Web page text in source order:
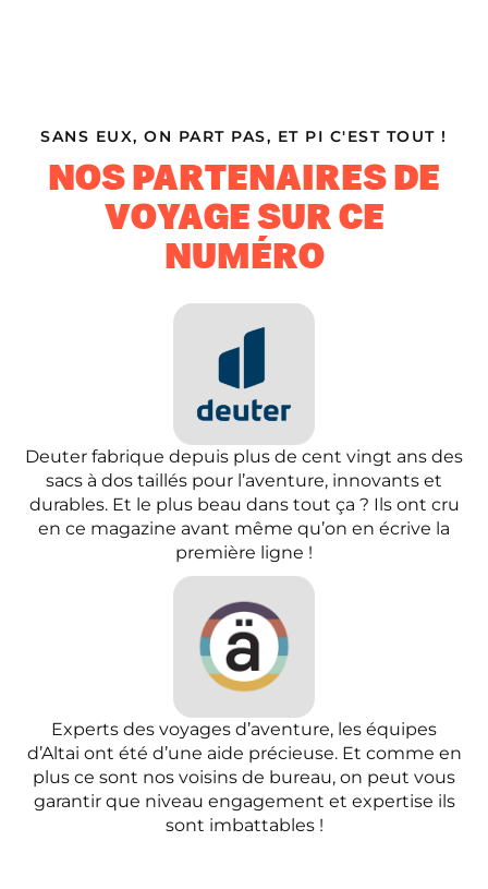
SANS EUX, ON PART PAS, ET PI C'EST TOUT !
NOS PARTENAIRES DE
VOYAGE SUR CE
NUMÉRO
Deuter fabrique depuis plus de cent vingt ans des
sacs à dos taillés pour l’aventure, innovants et
durables. Et le plus beau dans tout ça ? Ils ont cru
en ce magazine avant même qu’on en écrive la
première ligne !
Experts des voyages d’aventure, les équipes
d’Altai ont été d’une aide précieuse. Et comme en
plus ce sont nos voisins de bureau, on peut vous
garantir que niveau engagement et expertise ils
sont imbattables !